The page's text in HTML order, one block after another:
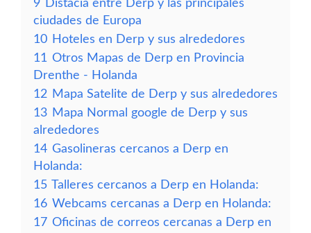
9 Distacia entre Derp y las principales
ciudades de Europa
10 Hoteles en Derp y sus alrededores
11 Otros Mapas de Derp en Provincia
Drenthe - Holanda
12 Mapa Satelite de Derp y sus alrededores
13 Mapa Normal google de Derp y sus
alrededores
14 Gasolineras cercanos a Derp en
Holanda:
15 Talleres cercanos a Derp en Holanda:
16 Webcams cercanas a Derp en Holanda:
17 Oficinas de correos cercanas a Derp en